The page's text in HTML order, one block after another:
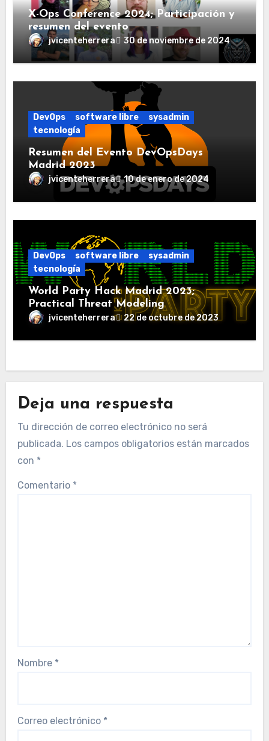
X-Ops Conference 2024; Participación y
resumen del evento
jvicenteherrera 30 de noviembre de 2024
DevOps software libre
sysadmin
tecnología
Resumen del Evento DevOpsDays
Madrid 2023
jvicenteherrera 10 de enero de 2024
DevOps software libre
sysadmin
tecnología
World Party Hack Madrid 2023;
Practical Threat Modeling
jvicenteherrera 22 de octubre de 2023
Deja una respuesta
Tu dirección de correo electrónico no será
publicada. Los campos obligatorios están marcados
con *
Comentario *
Nombre *
Correo electrónico *